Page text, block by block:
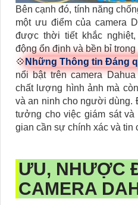
Bên cạnh đó, tính năng
một ưu điểm của camera
được thời tiết khắc
động ổn định và bền bỉ
💠 Những Thông tin Đáng
nổi bật trên camera
chất lượng hình ảnh mà
và an ninh cho người
tưởng cho việc giám sát và
gian cần sự chính xác và tin
ƯU, NHƯỢC
CAMERA